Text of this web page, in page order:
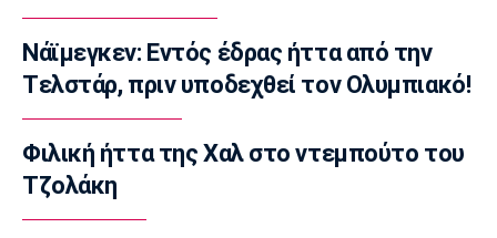
Ο Γουάλας στη Μακάμπι Τελ Αβίβ
12:50
EuroLeague
Ερυθρός Αστέρας: Ανακοίνωσε τον
12:35
Super League 1
ΑΕΚ: Ανακοίνωσε την επέκταση του
Νάϊμεγκεν: Εντός έδρας ήττα από την
Tελστάρ, πριν υποδεχθεί τον Ολυμπιακό!
Φιλική ήττα της Χαλ στο ντεμπούτο του
Τζολάκη